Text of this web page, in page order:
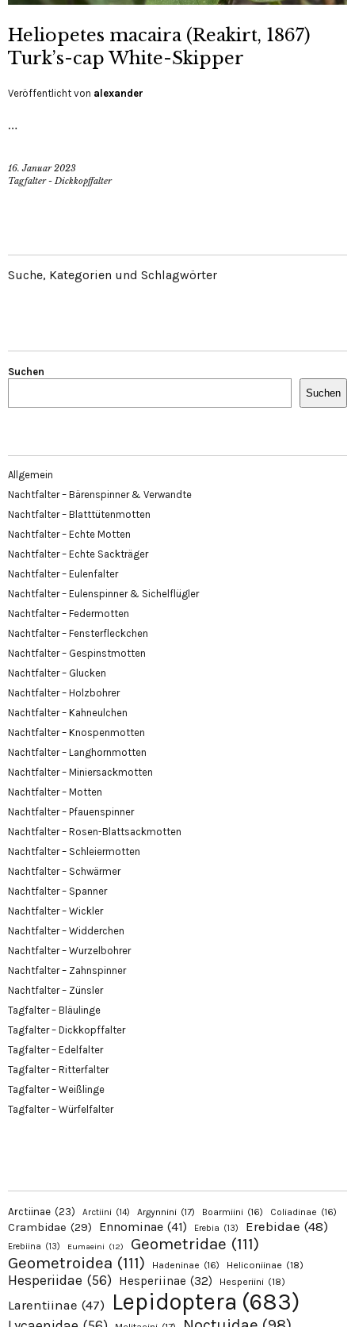
Heliopetes macaira (Reakirt, 1867)
Turk’s-cap White-Skipper
Veröffentlicht von alexander
…
16. Januar 2023
Tagfalter - Dickkopffalter
Suche, Kategorien und Schlagwörter
Suchen
Suchen
Allgemein
Nachtfalter – Bärenspinner & Verwandte
Nachtfalter – Blatttütenmotten
Nachtfalter – Echte Motten
Nachtfalter – Echte Sackträger
Nachtfalter – Eulenfalter
Nachtfalter – Eulenspinner & Sichelflügler
Nachtfalter – Federmotten
Nachtfalter – Fensterfleckchen
Nachtfalter – Gespinstmotten
Nachtfalter – Glucken
Nachtfalter – Holzbohrer
Nachtfalter – Kahneulchen
Nachtfalter – Knospenmotten
Nachtfalter – Langhornmotten
Nachtfalter – Miniersackmotten
Nachtfalter – Motten
Nachtfalter – Pfauenspinner
Nachtfalter – Rosen-Blattsackmotten
Nachtfalter – Schleiermotten
Nachtfalter – Schwärmer
Nachtfalter – Spanner
Nachtfalter – Wickler
Nachtfalter – Widderchen
Nachtfalter – Wurzelbohrer
Nachtfalter – Zahnspinner
Nachtfalter – Zünsler
Tagfalter – Bläulinge
Tagfalter – Dickkopffalter
Tagfalter – Edelfalter
Tagfalter – Ritterfalter
Tagfalter – Weißlinge
Tagfalter – Würfelfalter
Arctiinae (23) Arctiini (14) Argynnini (17) Boarmiini (16) Coliadinae (16)
Crambidae (29) Ennominae (41) Erebia (13) Erebidae (48)
Erebiina (13) Eumaeini (12) Geometridae (111)
Geometroidea (111) Hadeninae (16) Heliconiinae (18)
Hesperiidae (56) Hesperiinae (32) Hesperiini (18)
Larentiinae (47) Lepidoptera (683)